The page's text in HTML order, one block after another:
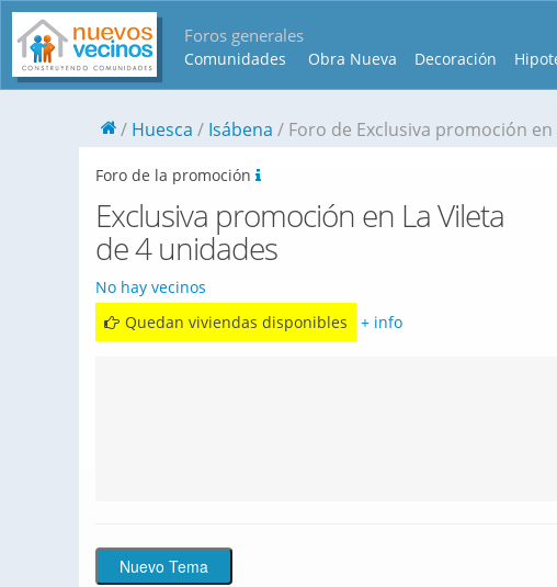
Foros generales
Comunidades Obra Nueva Decoración
Huesca Isábena Foro de Exclusiva promoción
Foro de la promoción
Exclusiva promoción en La Vileta
de 4 unidades
No hay vecinos
Quedan viviendas disponibles
+ info